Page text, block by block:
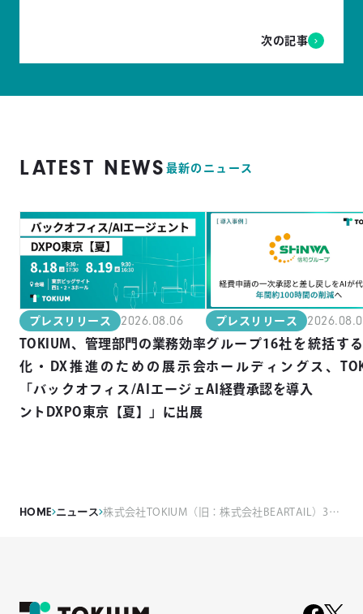
次の記事
LATEST NEWS 最新のニュース
プレスリリース 2026.08.06
TOKIUM、管理部門の業務効率
化・DX推進のための展示会
「バックオフィス/AIエージェ
ントDXPO東京【夏】」に出展
プレスリリース
グループ16社を統括す
ホールディングス、
AI経費承認を導入
HOME ニュース 株式会社TOKIUM（旧：株式会社BEARTAIL）35 億円の資金調達を実施 商号・サービス名を「TOKIUM（トキウム）」に変更